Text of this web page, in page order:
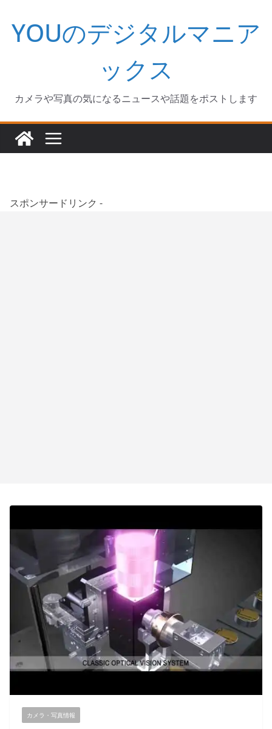
キ
YOUのデジタルマニア
ックス
カメラや写真の気になるニュースや話題をポストします
スポンサードリンク -
カメラ・写真情報